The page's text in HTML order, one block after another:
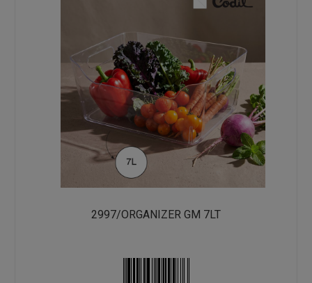
2997/ORGANIZER GM 7LT